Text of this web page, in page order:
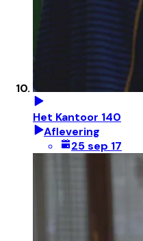
Het Kantoor 140
Aflevering
25 sep 17